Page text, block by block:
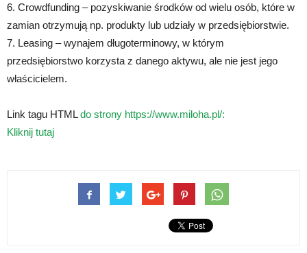
6. Crowdfunding – pozyskiwanie środków od wielu osób, które w
zamian otrzymują np. produkty lub udziały w przedsiębiorstwie.
7. Leasing – wynajem długoterminowy, w którym
przedsiębiorstwo korzysta z danego aktywu, ale nie jest jego
właścicielem.
Link tagu HTMLdo strony https://www.miloha.pl/:
Kliknij tutaj